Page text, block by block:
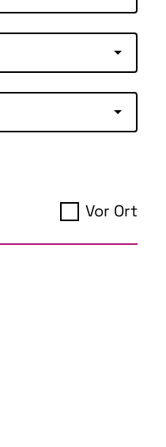
Vor Ort